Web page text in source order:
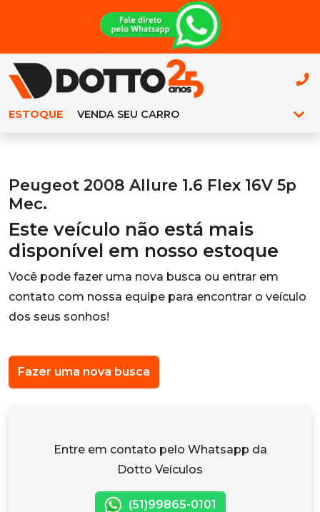
ESTOQUE VENDA SEU CARRO
Peugeot 2008 Allure 1.6 Flex 16V 5p
Mec.
Este veículo não está mais
disponível em nosso estoque
Você pode fazer uma nova busca ou entrar em
contato com nossa equipe para encontrar o veículo
dos seus sonhos!
Fazer uma nova busca
Entre em contato pelo Whatsapp da
Dotto Veículos
(51)99865-0101